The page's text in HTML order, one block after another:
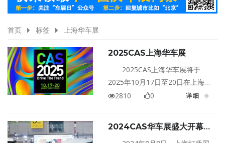
首页 标签 上海华车展
2025CAS上海华车展
2025CAS上海华车展将于
2025年10月17日至20日在上海国
家会展中心·上海盛大举行！
2810 0 详细
2024CAS华车展盛大开幕！
红衣大叔为华车展喊话！爆！